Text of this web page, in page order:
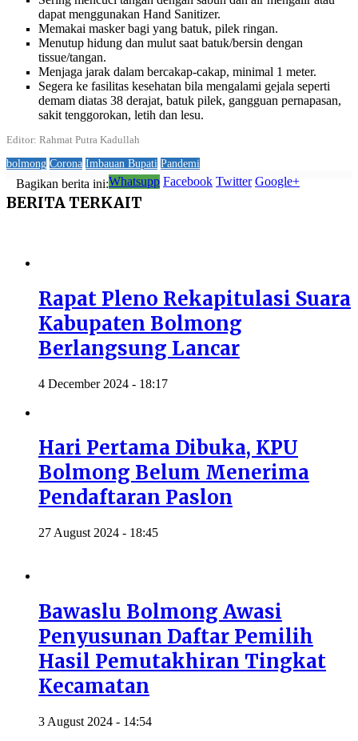
dapat menggunakan Hand Sanitizer.
Memakai masker bagi yang batuk, pilek ringan.
Menutup hidung dan mulut saat batuk/bersin dengan
tissue/tangan.
Menjaga jarak dalam bercakap-cakap, minimal 1 meter.
Segera ke fasilitas kesehatan bila mengalami gejala seperti
demam diatas 38 derajat, batuk pilek, gangguan pernapasan,
sakit tenggorokan, letih dan lesu.
Editor: Rahmat Putra Kadullah
bolmong Corona Imbauan Bupati Pandemi
Bagikan berita ini:Whatsupp Facebook Twitter Google+
BERITA TERKAIT
Rapat Pleno Rekapitulasi Suara
Kabupaten Bolmong
Berlangsung Lancar
4 December 2024 - 18:17
Hari Pertama Dibuka, KPU
Bolmong Belum Menerima
Pendaftaran Paslon
27 August 2024 - 18:45
Bawaslu Bolmong Awasi
Penyusunan Daftar Pemilih
Hasil Pemutakhiran Tingkat
Kecamatan
3 August 2024 - 14:54